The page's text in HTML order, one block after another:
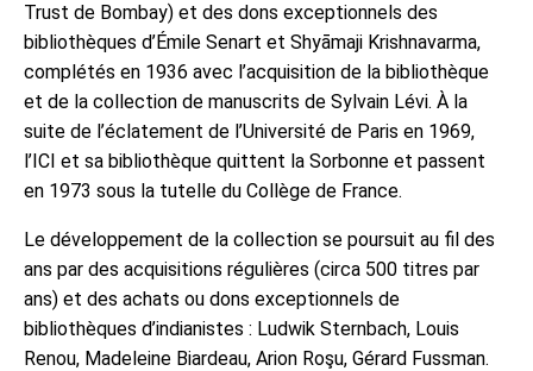
Trust de Bombay) et des dons exceptionnels des
bibliothèques d’Émile Senart et Shyāmaji Krishnavarma,
complétés en 1936 avec l’acquisition de la bibliothèque
et de la collection de manuscrits de Sylvain Lévi. À la
suite de l’éclatement de l’Université de Paris en 1969,
l’ICI et sa bibliothèque quittent la Sorbonne et passent
en 1973 sous la tutelle du Collège de France.
Le développement de la collection se poursuit au fil des
ans par des acquisitions régulières (circa 500 titres par
ans) et des achats ou dons exceptionnels de
bibliothèques d’indianistes : Ludwik Sternbach, Louis
Renou, Madeleine Biardeau, Arion Roşu, Gérard Fussman.